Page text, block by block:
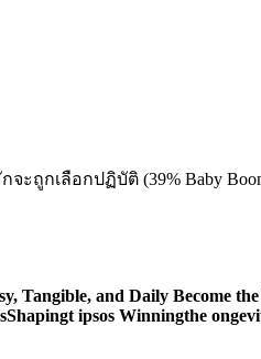
กเลือกปฏิบัติ (39% Baby